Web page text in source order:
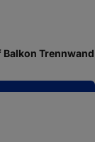
Trennwand